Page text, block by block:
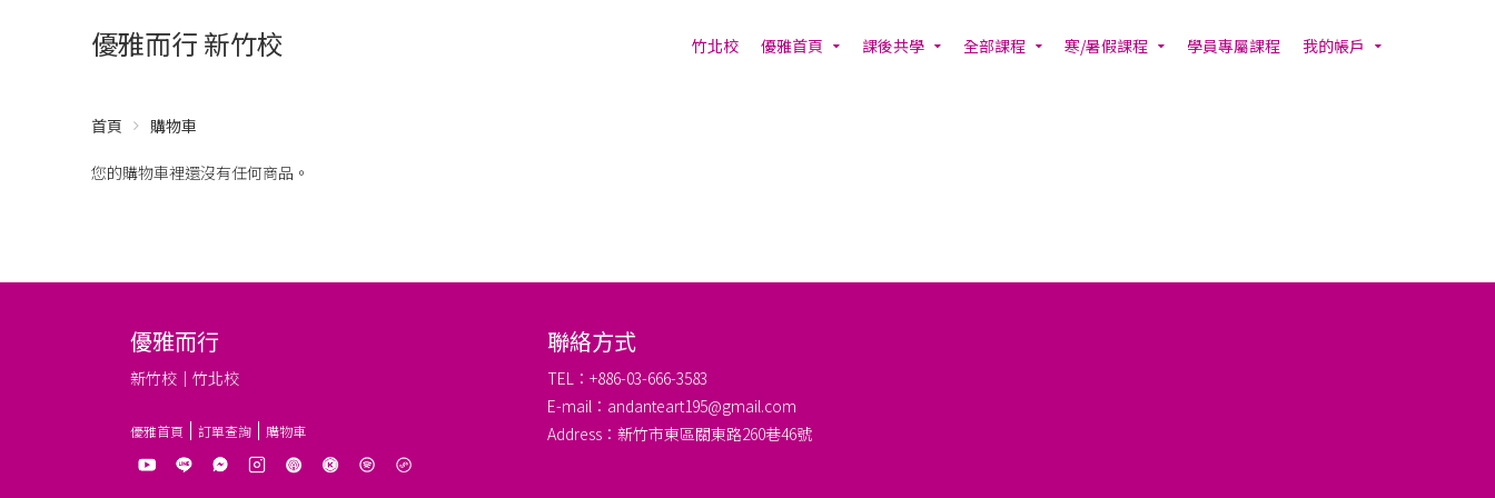
優雅而行 新竹校 竹北校 優雅首頁 課後共學 全部課程 寒/暑假課程 學員專屬課程 我的帳戶
首頁 購物車
您的購物車裡還沒有任何商品。
優雅而行
新竹校｜竹北校
優雅首頁 訂單查詢 購物車
聯絡方式
TEL：+886-03-666-3583
E-mail：andanteart195@gmail.com
Address：新竹市東區關東路260巷46號